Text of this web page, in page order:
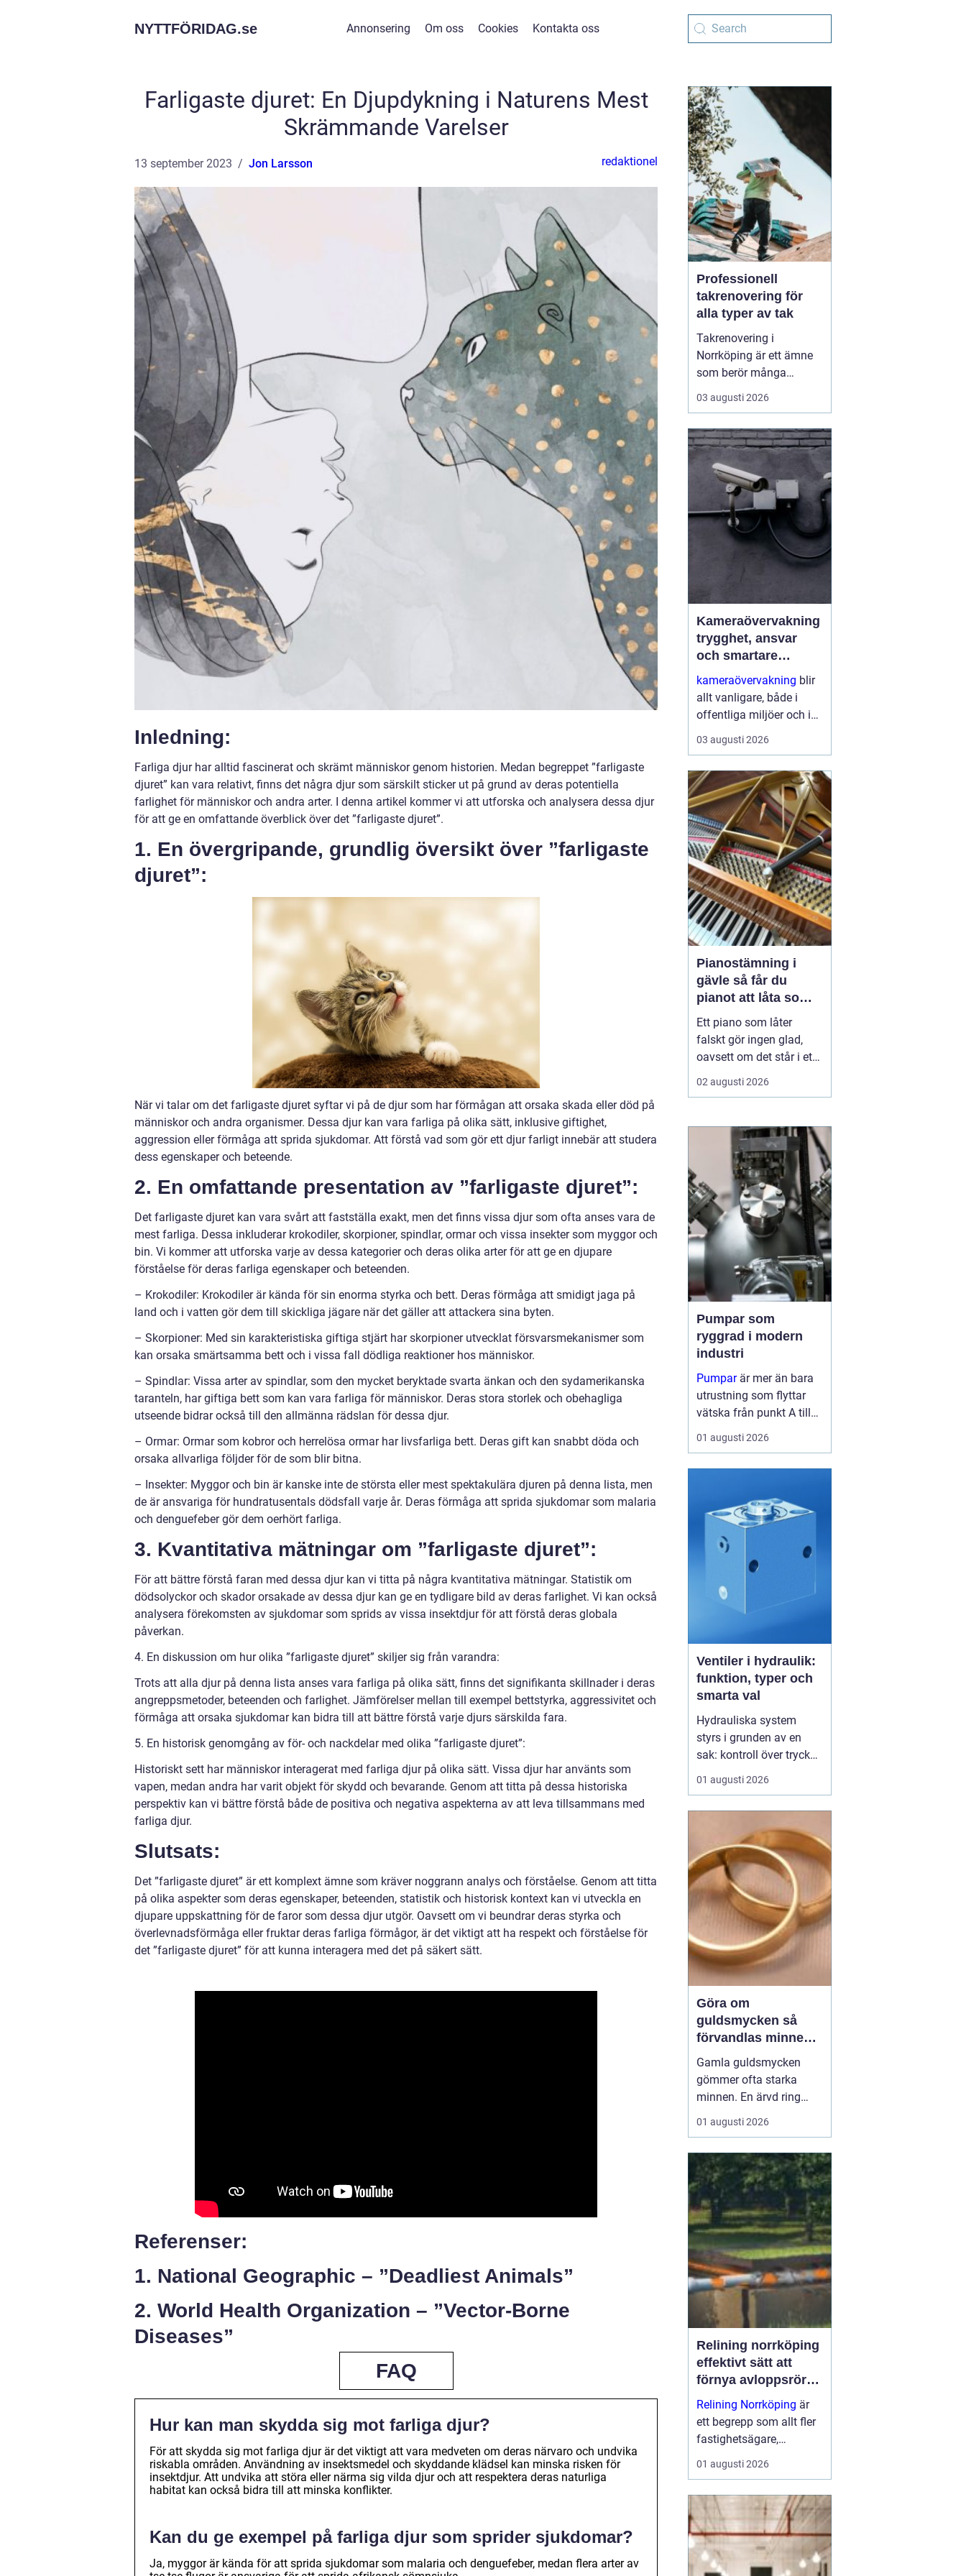
NYTTFÖRIDAG.se Annonsering Om oss Cookies Kontakta oss
Farligaste djuret: En Djupdykning i Naturens Mest
Skrämmande Varelser
13 september 2023 Jon Larsson redaktionel
Inledning:
Farliga djur har alltid fascinerat och skrämt människor genom historien. Medan begreppet ”farligaste
djuret” kan vara relativt, finns det några djur som särskilt sticker ut på grund av deras potentiella
farlighet för människor och andra arter. I denna artikel kommer vi att utforska och analysera dessa djur
för att ge en omfattande överblick över det ”farligaste djuret”.
1. En övergripande, grundlig översikt över ”farligaste
djuret”:
När vi talar om det farligaste djuret syftar vi på de djur som har förmågan att orsaka skada eller död på
människor och andra organismer. Dessa djur kan vara farliga på olika sätt, inklusive giftighet,
aggression eller förmåga att sprida sjukdomar. Att förstå vad som gör ett djur farligt innebär att studera
dess egenskaper och beteende.
2. En omfattande presentation av ”farligaste djuret”:
Det farligaste djuret kan vara svårt att fastställa exakt, men det finns vissa djur som ofta anses vara de
mest farliga. Dessa inkluderar krokodiler, skorpioner, spindlar, ormar och vissa insekter som myggor och
bin. Vi kommer att utforska varje av dessa kategorier och deras olika arter för att ge en djupare
förståelse för deras farliga egenskaper och beteenden.
– Krokodiler: Krokodiler är kända för sin enorma styrka och bett. Deras förmåga att smidigt jaga på
land och i vatten gör dem till skickliga jägare när det gäller att attackera sina byten.
– Skorpioner: Med sin karakteristiska giftiga stjärt har skorpioner utvecklat försvarsmekanismer som
kan orsaka smärtsamma bett och i vissa fall dödliga reaktioner hos människor.
– Spindlar: Vissa arter av spindlar, som den mycket beryktade svarta änkan och den sydamerikanska
taranteln, har giftiga bett som kan vara farliga för människor. Deras stora storlek och obehagliga
utseende bidrar också till den allmänna rädslan för dessa djur.
– Ormar: Ormar som kobror och herrelösa ormar har livsfarliga bett. Deras gift kan snabbt döda och
orsaka allvarliga följder för de som blir bitna.
– Insekter: Myggor och bin är kanske inte de största eller mest spektakulära djuren på denna lista, men
de är ansvariga för hundratusentals dödsfall varje år. Deras förmåga att sprida sjukdomar som malaria
och denguefeber gör dem oerhört farliga.
3. Kvantitativa mätningar om ”farligaste djuret”:
För att bättre förstå faran med dessa djur kan vi titta på några kvantitativa mätningar. Statistik om
dödsolyckor och skador orsakade av dessa djur kan ge en tydligare bild av deras farlighet. Vi kan också
analysera förekomsten av sjukdomar som sprids av vissa insektdjur för att förstå deras globala
påverkan.
4. En diskussion om hur olika ”farligaste djuret” skiljer sig från varandra:
Trots att alla djur på denna lista anses vara farliga på olika sätt, finns det signifikanta skillnader i deras
angreppsmetoder, beteenden och farlighet. Jämförelser mellan till exempel bettstyrka, aggressivitet och
förmåga att orsaka sjukdomar kan bidra till att bättre förstå varje djurs särskilda fara.
5. En historisk genomgång av för- och nackdelar med olika ”farligaste djuret”:
Historiskt sett har människor interagerat med farliga djur på olika sätt. Vissa djur har använts som
vapen, medan andra har varit objekt för skydd och bevarande. Genom att titta på dessa historiska
perspektiv kan vi bättre förstå både de positiva och negativa aspekterna av att leva tillsammans med
farliga djur.
Slutsats:
Det ”farligaste djuret” är ett komplext ämne som kräver noggrann analys och förståelse. Genom att titta
på olika aspekter som deras egenskaper, beteenden, statistik och historisk kontext kan vi utveckla en
djupare uppskattning för de faror som dessa djur utgör. Oavsett om vi beundrar deras styrka och
överlevnadsförmåga eller fruktar deras farliga förmågor, är det viktigt att ha respekt och förståelse för
det ”farligaste djuret” för att kunna interagera med det på säkert sätt.
Referenser:
1. National Geographic – ”Deadliest Animals”
2. World Health Organization – ”Vector-Borne
Diseases”
FAQ
Hur kan man skydda sig mot farliga djur?
För att skydda sig mot farliga djur är det viktigt att vara medveten om deras närvaro och undvika
riskabla områden. Användning av insektsmedel och skyddande klädsel kan minska risken för
insektdjur. Att undvika att störa eller närma sig vilda djur och att respektera deras naturliga
habitat kan också bidra till att minska konflikter.
Kan du ge exempel på farliga djur som sprider sjukdomar?
Ja, myggor är kända för att sprida sjukdomar som malaria och denguefeber, medan flera arter av
Professionell
takrenovering för
alla typer av tak
Takrenovering i
Norrköping är ett ämne
som berör många
husägare som vill
skydda sina fastigheter
onödigt höga
energikostnader. Ett
välmående tak ger
längre livslängd p&a...
03 augusti 2026
Kameraövervakning
trygghet, ansvar
och smartare
säkerhet
kameraövervakning blir
allt vanligare, både i
offentliga miljöer och i
privata hem. Tekniken
utvecklas snabbt,
möjligheterna ökar.
Samtidigt växer kraven
på ...
03 augusti 2026
Pianostämning i
gävle så får du
pianot att låta som
det ska
Ett piano som låter
falskt gör ingen glad,
oavsett om det står i ett
vardagsrum i Gävle eller
på en mindre scen. När
tappar både spelglädjen
och musiken sin skärpa.
Samtidigt är pianot ett
ganska tåligt instrument,
som med regelbu...
02 augusti 2026
Pumpar som
ryggrad i modern
industri
Pumparär mer än bara
utrustning som flyttar
vätska från punkt A till
punkt B. I många
fabriker är de lika viktiga
01 augusti 2026
Ventiler i hydraulik:
funktion, typer och
smarta val
Hydrauliska system
styrs i grunden av en
sak: kontroll över tryck
och flöde. I centrum står
Ventiler
håll och med vilket tryck.
Utan rätt ventiler blir
även den m...
01 augusti 2026
Göra om
guldsmycken så
förvandlas minnen
till nya favoriter
Gamla guldsmycken
gömmer ofta starka
minnen. En ärvd ring
som inte passar, ett
armband som gått
som inte längre
används. I stället för att
låta smyckena ligga
längst bak i
smyckeskrinet kan en
guldsmed förvandla
dem till nå...
01 augusti 2026
Relining norrköping
effektivt sätt att
förnya avloppsrör
utan stambyte
Relining Norrköping är
ett begrepp som allt fler
fastighetsägare,
bostadsrättsföreningar
och villaägare i området
för. Metoden gör det
möjligt att förlänga
livslängden på gam...
01 augusti 2026